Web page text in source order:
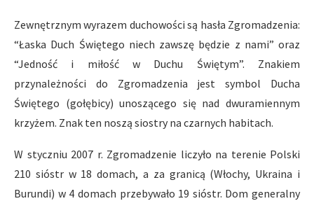
Zewnętrznym wyrazem duchowości są hasła Zgromadzenia:
“Łaska Duch Świętego niech zawszę będzie z nami” oraz
“Jedność i miłość w Duchu Świętym”. Znakiem
przynależności do Zgromadzenia jest symbol Ducha
Świętego (gołębicy) unoszącego się nad dwuramiennym
krzyżem. Znak ten noszą siostry na czarnych habitach.
W styczniu 2007 r. Zgromadzenie liczyło na terenie Polski
210 sióstr w 18 domach, a za granicą (Włochy, Ukraina i
Burundi) w 4 domach przebywało 19 sióstr. Dom generalny